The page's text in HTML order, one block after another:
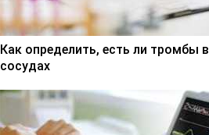
Как определить, есть ли тромбы в
сосудах